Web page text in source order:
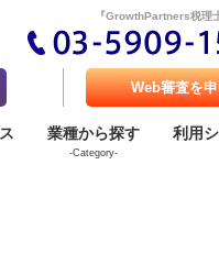
『GrowthPartners税理
業種から探す
-Category-
利用
Web審査を